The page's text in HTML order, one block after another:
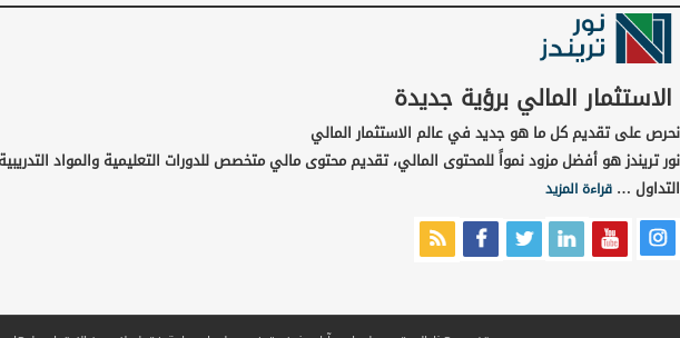
الاستثمار المالي برؤية جديدة
نحرص على تقديم كل ما هو جديد في عالم الاستثمار المالي
نور تريندز هو أفضل مزود نمواً للمحتوى المالي، تقديم محتوى مالي متخصص للدورات التعليمية والمواد
التداول … قراءة المزيد